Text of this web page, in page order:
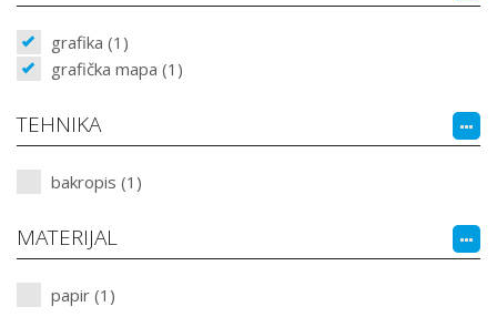
grafika (1)
grafička mapa (1)
TEHNIKA
bakropis (1)
MATERIJAL
papir (1)